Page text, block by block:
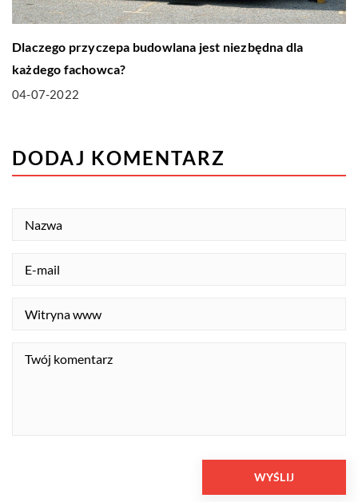
Dlaczego przyczepa budowlana jest niezbędna dla
każdego fachowca?
04-07-2022
DODAJ KOMENTARZ